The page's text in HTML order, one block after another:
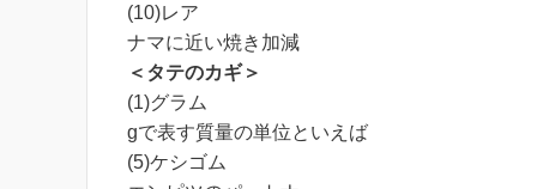
(10)レア
ナマに近い焼き加減
＜タテのカギ＞
(1)グラム
gで表す質量の単位といえば
(5)ケシゴム